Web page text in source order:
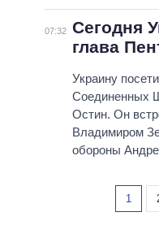
07:32 Сегодня
глава
Украину
Соединенных
Остин. Он
Владимиром
обороны
1